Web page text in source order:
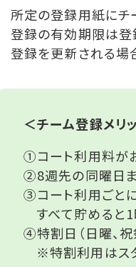
所定の登録用紙にチ
登録の有効期限は登
登録を更新される場
＜チーム登録メリ
①コート利用料が
②8週先の同曜日ま
③コート利用ごとに
すべて貯めると
④特割日（日曜、
※特割利用はス